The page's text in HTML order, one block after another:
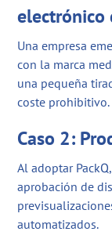
electrónico
Una empresa
con la marca
una pequeña
coste prohibitivo.
Caso 2:
Al adoptar
aprobación de
automatizados.